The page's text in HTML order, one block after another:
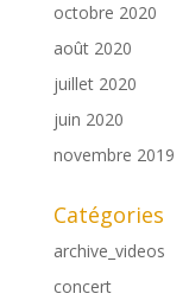
octobre 2020
août 2020
juillet 2020
juin 2020
novembre 2019
Catégories
archive_videos
concert